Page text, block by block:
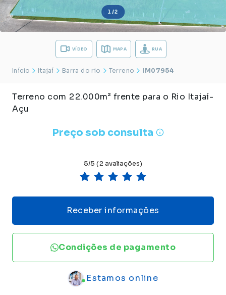
1/2
VÍDEO MAPA RUA
Início Itajaí Barra do rio Terreno IM07954
Preço sob consulta
Terreno com 22.000m² frente para o Rio Itajaí-
Açu
5/5 (2 avaliações)
Receber informações
Condições de pagamento
Estamos online